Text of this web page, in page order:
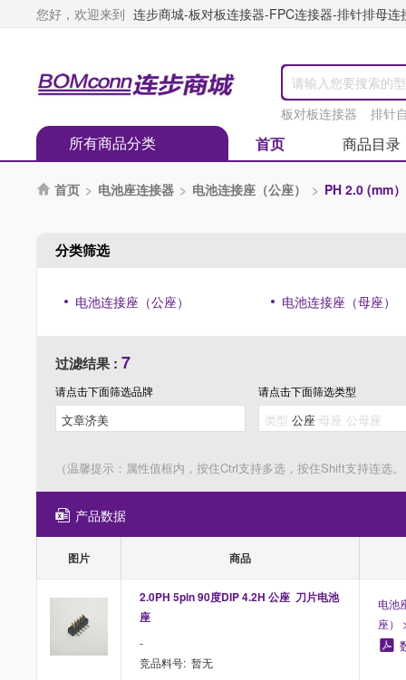
您好，欢迎来到 连步商城-板对板连接器-FPC连接器-排针排母
板对板连接器 排针
所有商品分类 首页 商品目录
 首页 > 电池座连接器 > 电池连接座（公座） > PH 2.0 (mm
分类筛选
电池连接座（公座） 电池连接座（母座）
过滤结果 : 7
请点击下面筛选品牌 请点击下面筛选类型
（温馨提示：属性值框内，按住Ctrl支持多选，按住Shift支持连选
产品数据
图片 商品
2.0PH 5pin 90度DIP 4.2H 公座  刀片电池
座
-
竞品料号: 暂无
电池
座）